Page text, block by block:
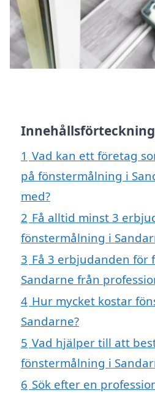
Innehållsförteckning
1 Vad kan ett företag
på fönstermålning i
med?
2 Få alltid minst 3
fönstermålning i
3 Få 3 erbjudanden för
Sandarne från
4 Hur mycket kostar
Sandarne?
5 Vad hjälper till att
fönstermålning i
6 Sök efter en